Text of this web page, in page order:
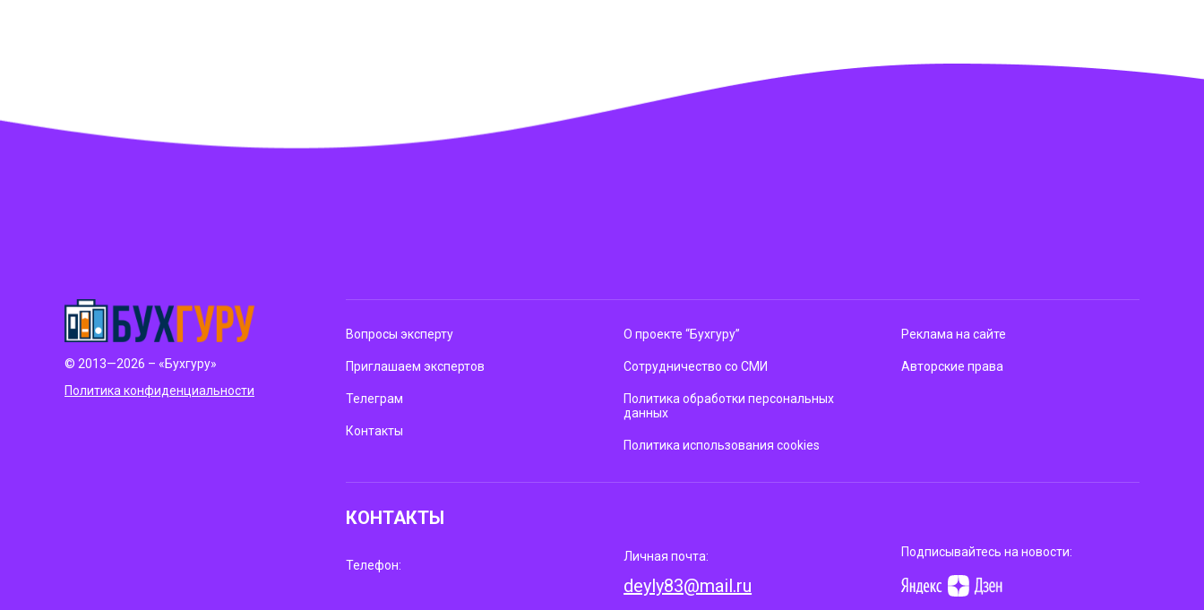
© 2013—2026 – «Бухгуру»
Политика конфиденциальности
Вопросы эксперту
Приглашаем экспертов
Телеграм
Контакты
О проекте “Бухгуру”
Сотрудничество со СМИ
Политика обработки персональных
данных
Политика использования cookies
Реклама на сайте
Авторские права
КОНТАКТЫ
Телефон:
Личная почта:
deyly83@mail.ru
Подписывайтесь на новости: